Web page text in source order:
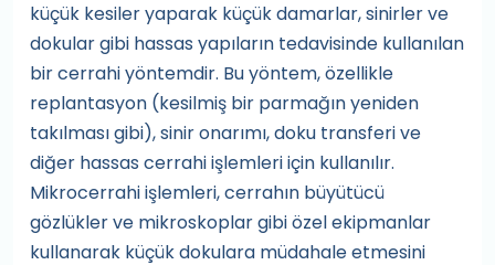
küçük kesiler yaparak küçük damarlar, sinirler ve
dokular gibi hassas yapıların tedavisinde kullanılan
bir cerrahi yöntemdir. Bu yöntem, özellikle
replantasyon (kesilmiş bir parmağın yeniden
takılması gibi), sinir onarımı, doku transferi ve
diğer hassas cerrahi işlemleri için kullanılır.
Mikrocerrahi işlemleri, cerrahın büyütücü
gözlükler ve mikroskoplar gibi özel ekipmanlar
kullanarak küçük dokulara müdahale etmesini